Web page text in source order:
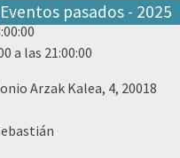
Eventos pasados - 2025
a las 21:00:00
Arzak Kalea, 4, 20018